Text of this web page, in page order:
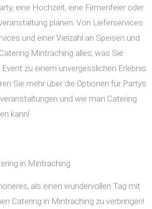
eine Hochzeit, eine Firmenfeier oder
planen. Von Lieferservices
und einer Vielzahl an Speisen und
Mintraching alles, was Sie
zu einem unvergesslichen Erlebnis
Sie mehr über die Optionen für Partys
und wie man Catering
kann!
in Mintraching
als einen wundervollen Tag mit
Catering in Mintraching zu verbringen!